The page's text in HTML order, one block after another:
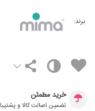
برند:
خرید مطمئن
تضمین اصالت کالا و